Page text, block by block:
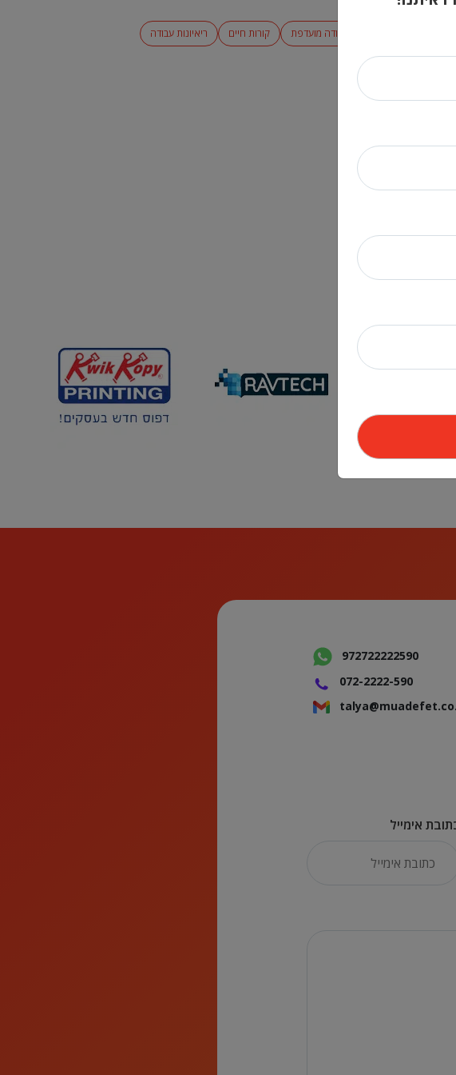
עבודה מועדפת קורות חיים
ריאיונות עבודה
972722222590
072-2222-590
אימייל